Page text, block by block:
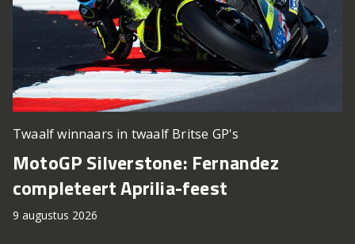
Twaalf winnaars in twaalf Britse GP's
MotoGP Silverstone: Fernandez
completeert Aprilia-feest
9 augustus 2026